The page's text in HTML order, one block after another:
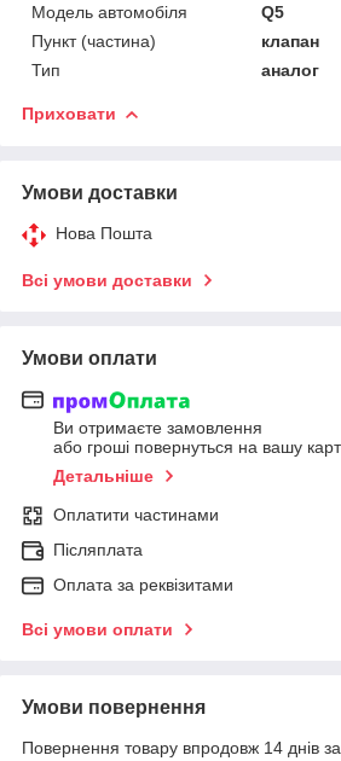
Модель автомобіля
Q5
Пункт (частина)
клапан
Тип
аналог
Приховати
Умови доставки
Нова Пошта
Всі умови доставки
Умови оплати
Ви отримаєте замовлення
або гроші повернуться на вашу
Детальніше
Оплатити частинами
Післяплата
Оплата за реквізитами
Всі умови оплати
Умови повернення
Повернення товару впродовж 14 днів